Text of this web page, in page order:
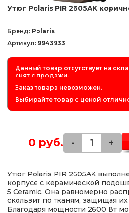
Утюг Polaris PIR 2605AK
Бренд: Polaris
Артикул: 9943933
Данный товар отсутствует на
снят с продажи.
Заказ товара невозможен.
Выбирайте товар с ценой
0 руб. - +
Утюг Polaris PIR 2605AK
корпусе с керамической
5 Ceramic. Она равномерно
скользит по тканям, защищая
Благодаря мощности 2600 Вт